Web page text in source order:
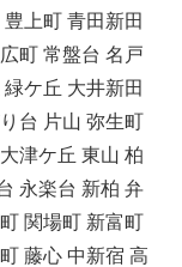
上町 青田新田
町 常盤台 名戸
ケ丘 大井新田
台 片山 弥生町
津ケ丘 東山 柏
永楽台 新柏 弁
関場町 新富町
藤心 中新宿 高